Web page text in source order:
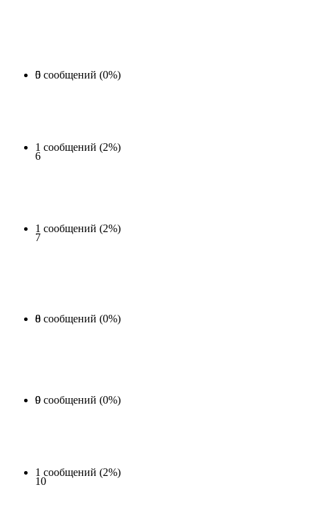
0 сообщений (0%)
5
1 сообщений (2%)
6
1 сообщений (2%)
7
0 сообщений (0%)
8
0 сообщений (0%)
9
1 сообщений (2%)
10